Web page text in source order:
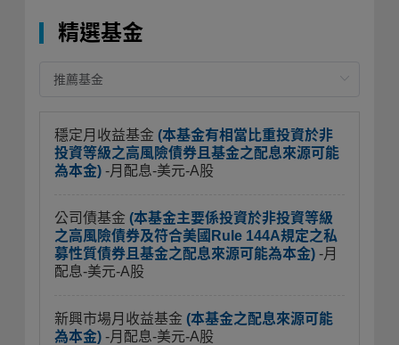
精選基金
穩定月收益基金 (本基金有相當比重投資於非
投資等級之高風險債券且基金之配息來源可能
為本金) -月配息-美元-A股
公司債基金 (本基金主要係投資於非投資等級
之高風險債券及符合美國Rule 144A規定之私
募性質債券且基金之配息來源可能為本金) -月
配息-美元-A股
新興市場月收益基金 (本基金之配息來源可能
為本金) -月配息-美元-A股